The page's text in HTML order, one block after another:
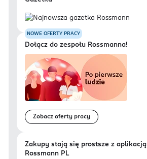
NOWE OFERTY PRACY
Dołącz do zespołu Rossmanna!
Zobacz oferty pracy
Zakupy stają się prostsze z aplikacją
Rossmann PL